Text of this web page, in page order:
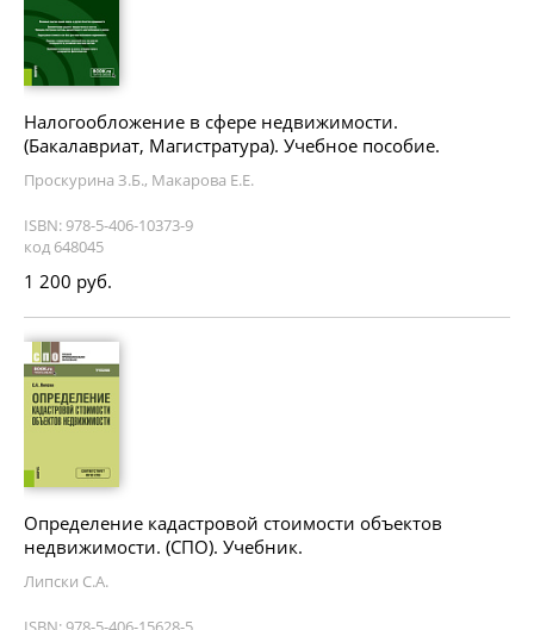
Налогообложение в сфере недвижимости.
(Бакалавриат, Магистратура). Учебное пособие.
Проскурина З.Б., Макарова Е.Е.
ISBN: 978-5-406-10373-9
код 648045
1 200 руб.
Определение кадастровой стоимости объектов
недвижимости. (СПО). Учебник.
Липски С.А.